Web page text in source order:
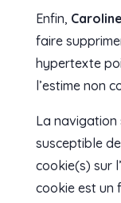
Enfin,
faire
hypertexte
l’estime non
La navigation
susceptible
cookie(s) sur
cookie est un